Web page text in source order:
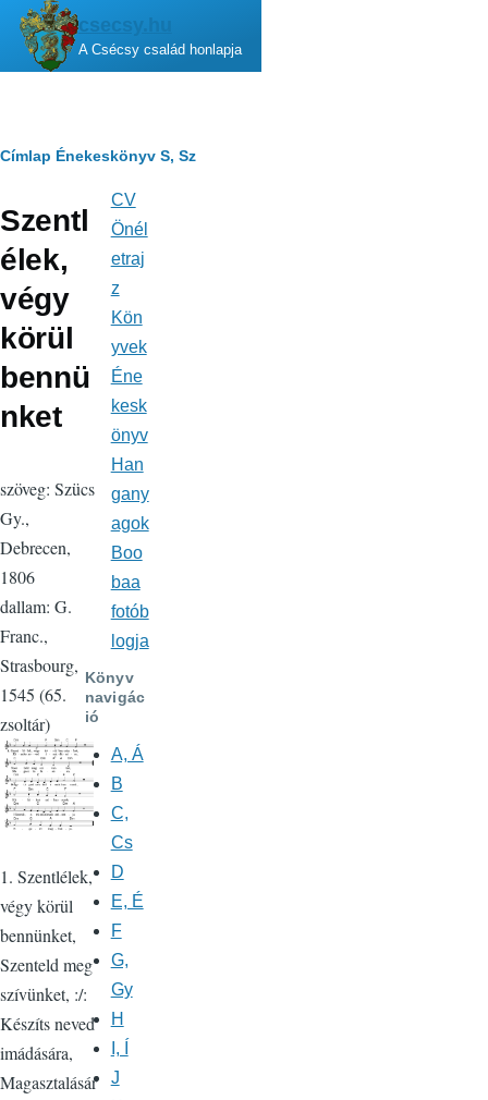
Ugrás a tartalomra
csecsy.hu
A Csécsy család honlapja
Morzsa
Címlap Énekeskönyv S, Sz
Szentl
élek,
végy
körül
bennü
nket
szöveg: Szücs
Gy.,
Debrecen,
1806
dallam: G.
Franc.,
Strasbourg,
1545 (65.
zsoltár)
1. Szentlélek,
végy körül
bennünket,
Szenteld meg
szívünket, :/:
Készíts neved
imádására,
Magasztalásár
Fő
navigáció
CV
Önél
etraj
z
Kön
yvek
Éne
kesk
önyv
Han
gany
agok
Boo
baa
fotób
logja
Könyv
navigác
ió
A, Á
B
C,
Cs
D
E, É
F
G,
Gy
H
I, Í
J